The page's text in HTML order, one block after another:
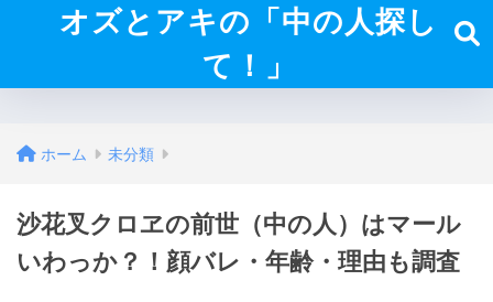
オズとアキの「中の人探し
て！」
ホーム 未分類
沙花叉クロヱの前世（中の人）はマール
いわっか？！顔バレ・年齢・理由も調査